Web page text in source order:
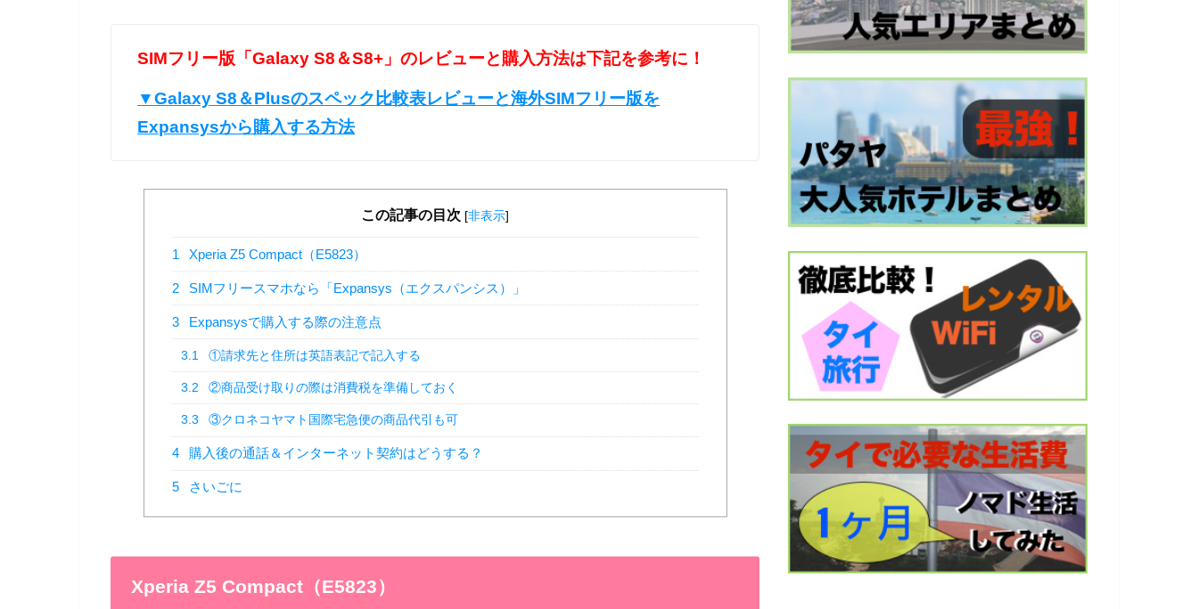
SIMフリー版「Galaxy S8＆S8+」のレビューと購入方法は下記を参考に！
▼Galaxy S8＆Plusのスペック比較表レビューと海外SIMフリー版を
Expansysから購入する方法
この記事の目次 [非表示]
1 Xperia Z5 Compact（E5823）
2 SIMフリースマホなら「Expansys（エクスパンシス）」
3 Expansysで購入する際の注意点
3.1 ①請求先と住所は英語表記で記入する
3.2 ②商品受け取りの際は消費税を準備しておく
3.3 ③クロネコヤマト国際宅急便の商品代引も可
4 購入後の通話＆インターネット契約はどうする？
5 さいごに
Xperia Z5 Compact（E5823）